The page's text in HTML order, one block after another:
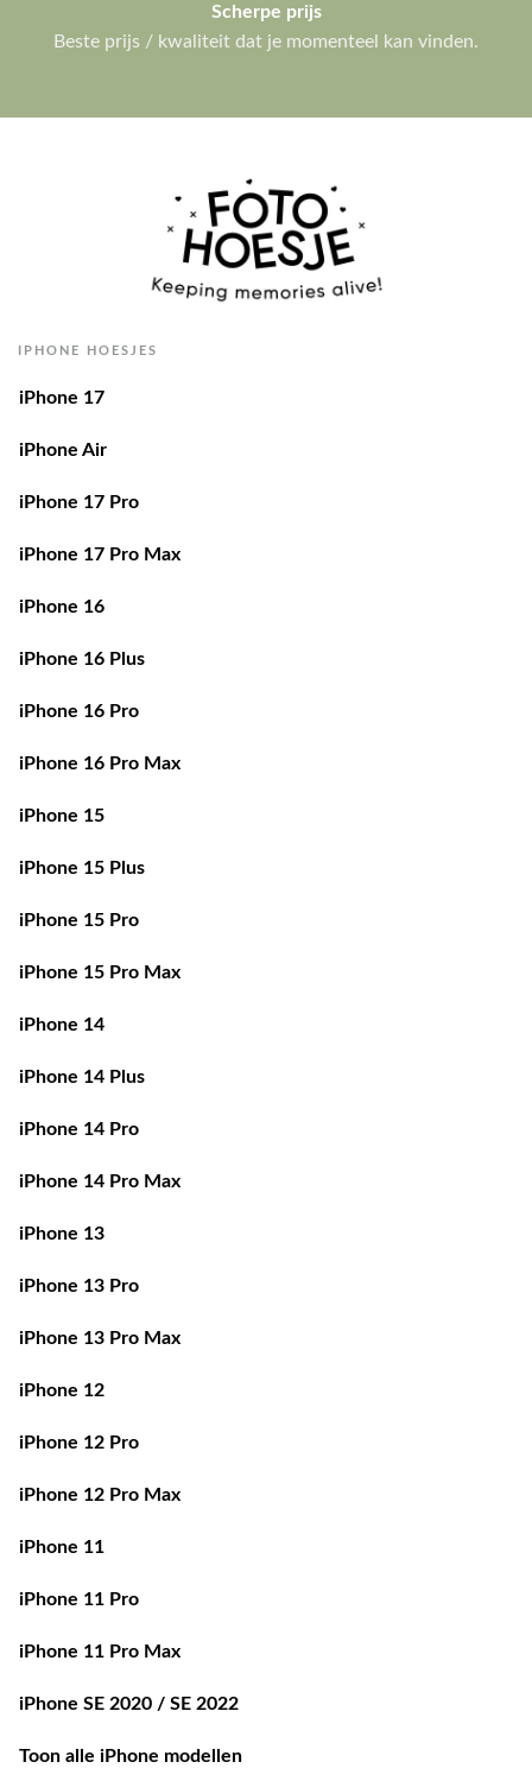
Scherpe prijs
Beste prijs / kwaliteit dat je momenteel kan vinden.
IPHONE HOESJES
iPhone 17
iPhone Air
iPhone 17 Pro
iPhone 17 Pro Max
iPhone 16
iPhone 16 Plus
iPhone 16 Pro
iPhone 16 Pro Max
iPhone 15
iPhone 15 Plus
iPhone 15 Pro
iPhone 15 Pro Max
iPhone 14
iPhone 14 Plus
iPhone 14 Pro
iPhone 14 Pro Max
iPhone 13
iPhone 13 Pro
iPhone 13 Pro Max
iPhone 12
iPhone 12 Pro
iPhone 12 Pro Max
iPhone 11
iPhone 11 Pro
iPhone 11 Pro Max
iPhone SE 2020 / SE 2022
Toon alle iPhone modellen